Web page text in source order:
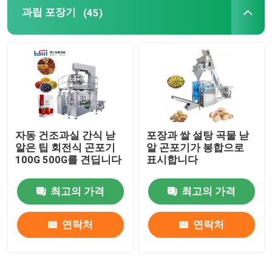
과립 포장기 (45)
자동 건조과실 간식 낟
알은 팁 회전식 곤포기
100G 500G를 견딥니다
최고의 가격
연락처
포장과 쌀 설탕 곡물 낟
알 곤포기가 봉합으로
표시합니다
최고의 가격
연락처